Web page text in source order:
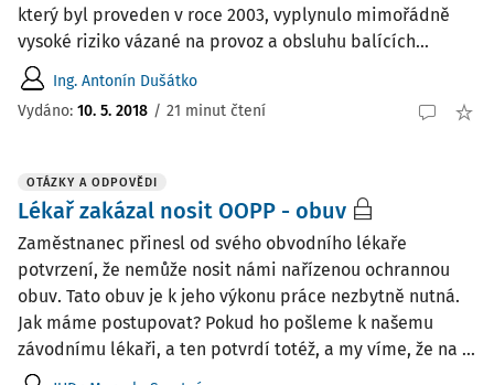
který byl proveden v roce 2003, vyplynulo mimořádně
vysoké riziko vázané na provoz a obsluhu balících...
Ing. Antonín Dušátko
Vydáno: 10. 5. 2018 / 21 minut čtení
OTÁZKY A ODPOVĚDI
Lékař zakázal nosit OOPP - obuv
Zaměstnanec přinesl od svého obvodního lékaře
potvrzení, že nemůže nosit námi nařízenou ochrannou
obuv. Tato obuv je k jeho výkonu práce nezbytně nutná.
Jak máme postupovat? Pokud ho pošleme k našemu
závodnímu lékaři, a ten potvrdí totéž, a my víme, že na ...